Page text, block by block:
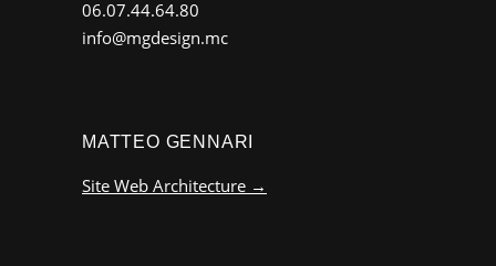
06.07.44.64.80
info@mgdesign.mc
MATTEO GENNARI
Site Web Architecture →